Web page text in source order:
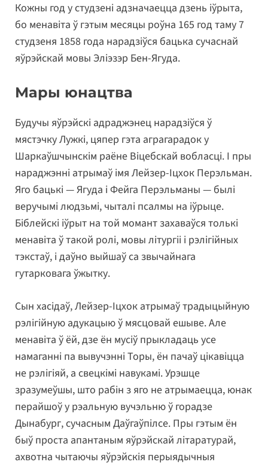
Кожны год у студзені адзначаецца дзень іўрыта,
бо менавіта ў гэтым месяцы роўна 165 год таму 7
студзеня 1858 года нарадзіўся бацька сучаснай
яўрэйскай мовы Эліэзэр Бен-Ягуда.
Мары юнацтва
Будучы яўрэйскі адраджэнец нарадзіўся ў
мястэчку Лужкі, цяпер гэта аграгарадок у
Шаркаўшчынскім раёне Віцебскай вобласці. І пры
нараджэнні атрымаў імя Лейзер-Іцхок Перэльман.
Яго бацькі — Ягуда і Фейга Перэльманы — былі
веручымі людзьмі, чыталі псалмы на іўрыце.
Біблейскі іўрыт на той момант захаваўся толькі
менавіта ў такой ролі, мовы літургіі і рэлігійных
тэкстаў, і даўно выйшаў са звычайнага
гутарковага ўжытку.
Сын хасідаў, Лейзер-Іцхок атрымаў традыцыйную
рэлігійную адукацыю ў мясцовай ешыве. Але
менавіта ў ёй, дзе ён мусіў прыкладаць усе
намаганні па вывучэнні Торы, ён пачаў цікавіцца
не рэлігіяй, а свецкімі навукамі. Урэшце
зразумеўшы, што рабін з яго не атрымаецца, юнак
перайшоў у рэальную вучэльню ў горадзе
Дынабург, сучасным Даўгаўпілсе. Пры гэтым ён
быў проста апантаным яўрэйскай літаратурай,
ахвотна чытаючы яўрэйскія перыядычныя